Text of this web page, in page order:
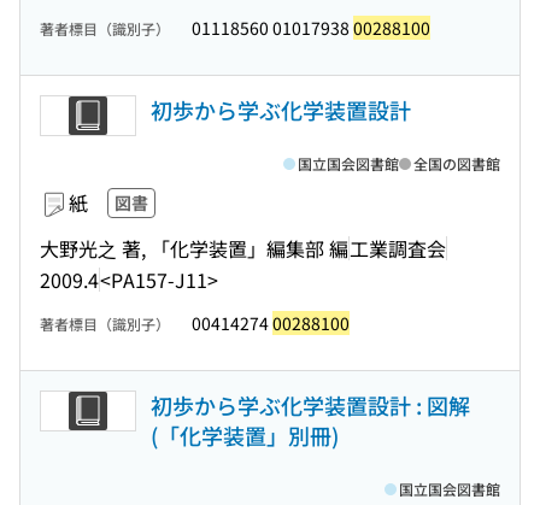
著者標目（識別子） 01118560 01017938 00288100
初歩から学ぶ化学装置設計
紙 図書
大野光之 著, 「化学装置」編集部 編工業調査会
2009.4<PA157-J11>
国立国会図書館 全国の図書館
著者標目（識別子） 0041427400288100
初歩から学ぶ化学装置設計 : 図解
(「化学装置」別冊)
国立国会図書館